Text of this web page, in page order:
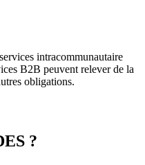
intracommunautaire
B2B peuvent relever de la
obligations.
?